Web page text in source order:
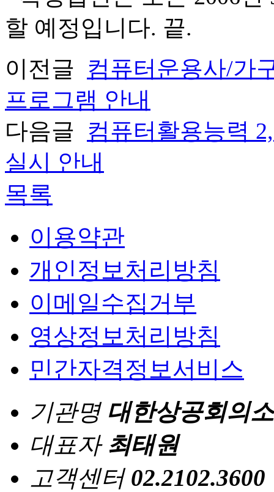
할 예정입니다. 끝.
이전글 컴퓨터운용사/가
프로그램 안내
다음글 컴퓨터활용능력
실시 안내
목록
이용약관
개인정보처리방침
이메일수집거부
영상정보처리방침
민간자격정보서비스
기관명 대한상공회의소
대표자 최태원
고객센터 02.2102.3600